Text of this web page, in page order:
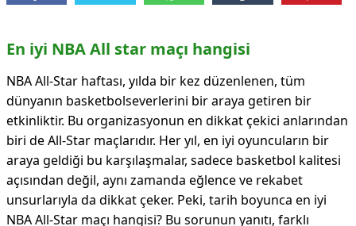
En iyi NBA All star maçı hangisi
NBA All-Star haftası, yılda bir kez düzenlenen, tüm
dünyanın basketbolseverlerini bir araya getiren bir
etkinliktir. Bu organizasyonun en dikkat çekici anlarından
biri de All-Star maçlarıdır. Her yıl, en iyi oyuncuların bir
araya geldiği bu karşılaşmalar, sadece basketbol kalitesi
açısından değil, aynı zamanda eğlence ve rekabet
unsurlarıyla da dikkat çeker. Peki, tarih boyunca en iyi
NBA All-Star maçı hangisi? Bu sorunun yanıtı, farklı